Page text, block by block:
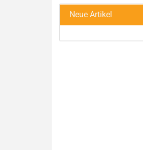
Neue Artikel